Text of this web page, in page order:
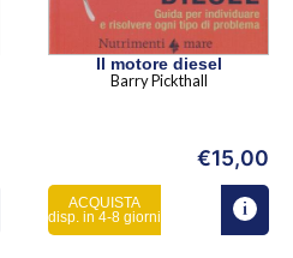
Il motore diesel
Barry Pickthall
€15,00
ACQUISTA
disp. in 4-8 giorni